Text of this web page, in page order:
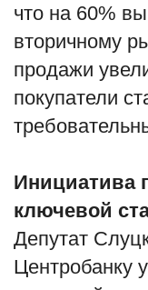
что на 60%
вторичному
продажи
покупатели
Инициатива
ключевой
Депутат
Центробанку